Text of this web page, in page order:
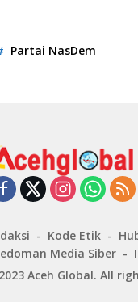
Partai NasDem
Kode Etik
Media Siber
Aceh Global. All